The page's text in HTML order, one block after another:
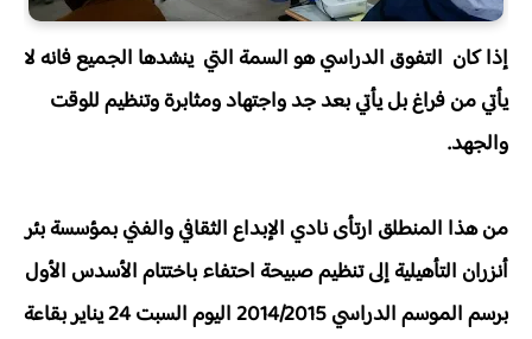
إذا كان التفوق الدراسي هو السمة التي ينشدها الجميع فانه لا
يأتي من فراغ بل يأتي بعد جد واجتهاد ومثابرة وتنظيم للوقت
والجهد.
من هذا المنطلق ارتأى نادي الإبداع الثقافي والفني بمؤسسة بئر
أنزران التأهيلية إلى تنظيم صبيحة احتفاء باختتام الأسدس الأول
برسم الموسم الدراسي 2014/2015 اليوم السبت 24 يناير بقاعة